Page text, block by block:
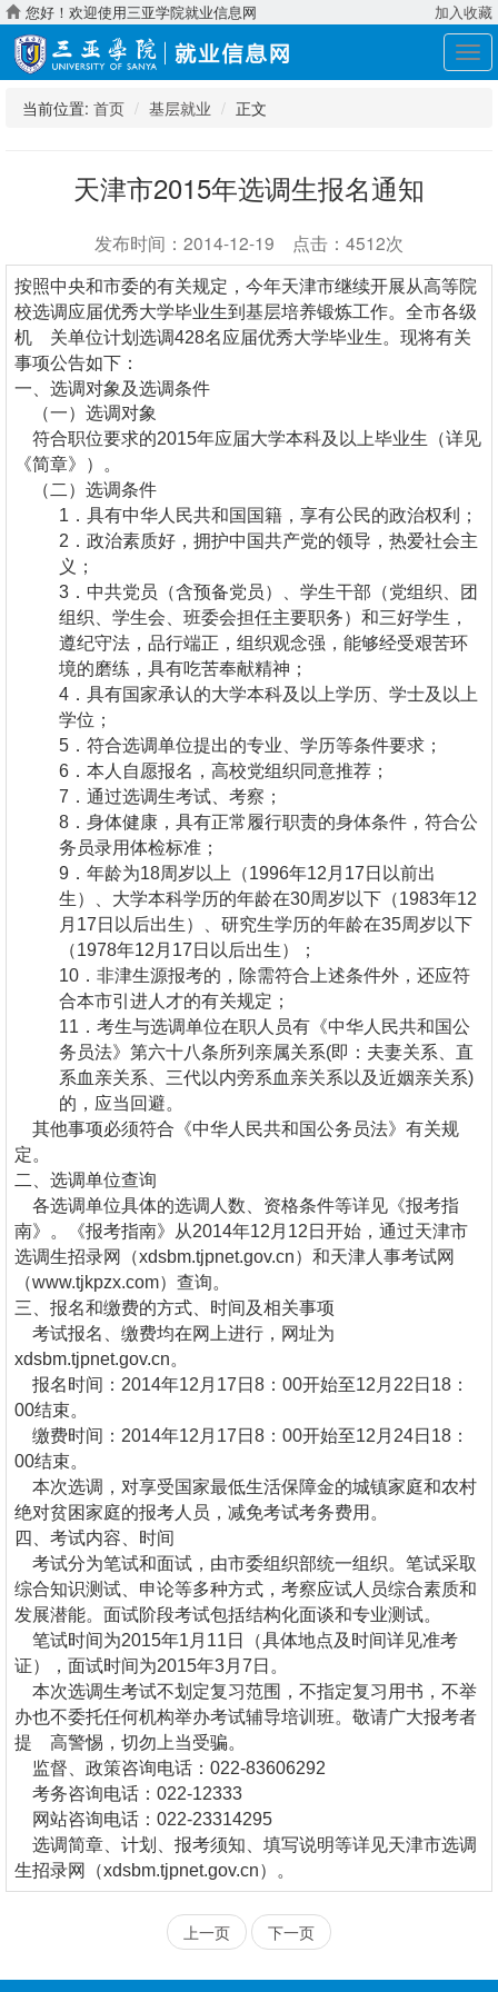
您好！欢迎使用三亚学院就业信息网 加入收藏
展
开
当前位置: 首页 基层就业 正文
天津市2015年选调生报名通知
发布时间：2014-12-19 点击：4512次
按照中央和市委的有关规定，今年天津市继续开展从高等院
校选调应届优秀大学毕业生到基层培养锻炼工作。全市各级
机 关单位计划选调428名应届优秀大学毕业生。现将有关
事项公告如下：
一、选调对象及选调条件
（一）选调对象
符合职位要求的2015年应届大学本科及以上毕业生（详见
《简章》）。
（二）选调条件
1．具有中华人民共和国国籍，享有公民的政治权利；
2．政治素质好，拥护中国共产党的领导，热爱社会主
义；
3．中共党员（含预备党员）、学生干部（党组织、团
组织、学生会、班委会担任主要职务）和三好学生，
遵纪守法，品行端正，组织观念强，能够经受艰苦环
境的磨练，具有吃苦奉献精神；
4．具有国家承认的大学本科及以上学历、学士及以上
学位；
5．符合选调单位提出的专业、学历等条件要求；
6．本人自愿报名，高校党组织同意推荐；
7．通过选调生考试、考察；
8．身体健康，具有正常履行职责的身体条件，符合公
务员录用体检标准；
9．年龄为18周岁以上（1996年12月17日以前出
生）、大学本科学历的年龄在30周岁以下（1983年12
月17日以后出生）、研究生学历的年龄在35周岁以下
（1978年12月17日以后出生）；
10．非津生源报考的，除需符合上述条件外，还应符
合本市引进人才的有关规定；
11．考生与选调单位在职人员有《中华人民共和国公
务员法》第六十八条所列亲属关系(即：夫妻关系、直
系血亲关系、三代以内旁系血亲关系以及近姻亲关系)
的，应当回避。
其他事项必须符合《中华人民共和国公务员法》有关规
定。
二、选调单位查询
各选调单位具体的选调人数、资格条件等详见《报考指
南》。《报考指南》从2014年12月12日开始，通过天津市
选调生招录网（xdsbm.tjpnet.gov.cn）和天津人事考试网
（www.tjkpzx.com）查询。
三、报名和缴费的方式、时间及相关事项
考试报名、缴费均在网上进行，网址为
xdsbm.tjpnet.gov.cn。
报名时间：2014年12月17日8：00开始至12月22日18：
00结束。
缴费时间：2014年12月17日8：00开始至12月24日18：
00结束。
本次选调，对享受国家最低生活保障金的城镇家庭和农村
绝对贫困家庭的报考人员，减免考试考务费用。
四、考试内容、时间
考试分为笔试和面试，由市委组织部统一组织。笔试采取
综合知识测试、申论等多种方式，考察应试人员综合素质和
发展潜能。面试阶段考试包括结构化面谈和专业测试。
笔试时间为2015年1月11日（具体地点及时间详见准考
证），面试时间为2015年3月7日。
本次选调生考试不划定复习范围，不指定复习用书，不举
办也不委托任何机构举办考试辅导培训班。敬请广大报考者
提 高警惕，切勿上当受骗。
监督、政策咨询电话：022-83606292
考务咨询电话：022-12333
网站咨询电话：022-23314295
选调简章、计划、报考须知、填写说明等详见天津市选调
生招录网（xdsbm.tjpnet.gov.cn）。
上一页 下一页